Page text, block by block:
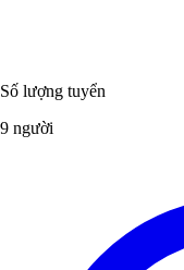
Số lượng tuyển
9 người